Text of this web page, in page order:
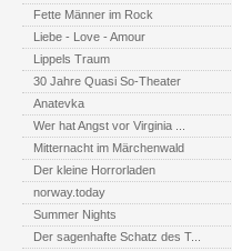
Fette Männer im Rock
Liebe - Love - Amour
Lippels Traum
30 Jahre Quasi So-Theater
Anatevka
Wer hat Angst vor Virginia ...
Mitternacht im Märchenwald
Der kleine Horrorladen
norway.today
Summer Nights
Der sagenhafte Schatz des T...